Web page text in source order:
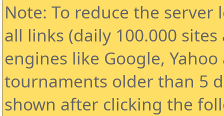
Note: To reduce the
all links (daily 100.000
engines like Google,
tournaments older than 5
shown after clicking the